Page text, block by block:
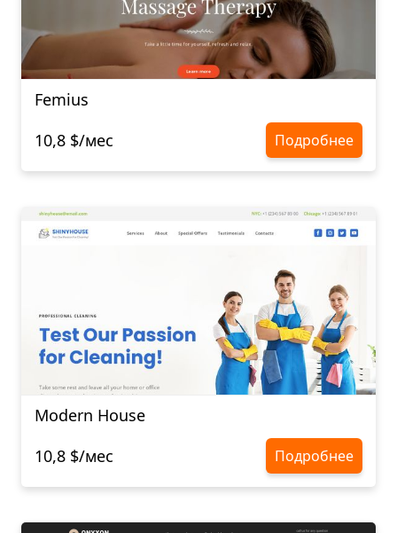
Femius
10,8 $/мес
Подробнее
Modern House
10,8 $/мес
Подробнее